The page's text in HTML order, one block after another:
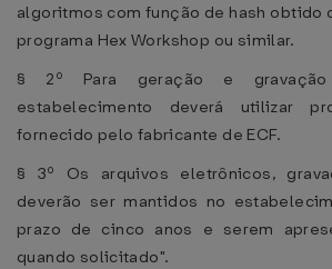
algoritmos com função de hash obtido
programa Hex Workshop ou similar.
§ 2º Para geração e
estabelecimento deverá utilizar
fornecido pelo fabricante de ECF.
§ 3º Os arquivos eletrônicos,
deverão ser mantidos no
prazo de cinco anos e serem
quando solicitado".